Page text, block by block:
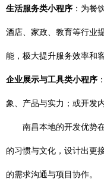
生活服务类小程序 ：为餐
酒店、家政、教育等行业
能，极大提升服务效率和
企业展示与工具类小程序
象、产品与实力；或开发
南昌本地的开发优势
的习惯与文化，设计出更
的需求沟通与项目协作。